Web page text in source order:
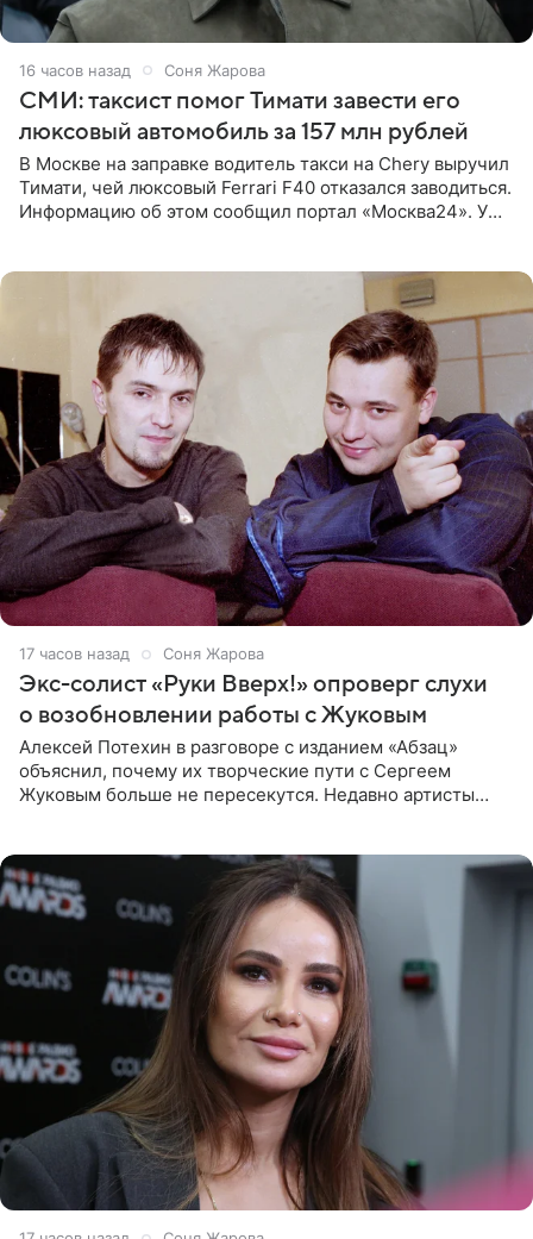
16 часов назад Соня Жарова
СМИ: таксист помог Тимати завести его
люксовый автомобиль за 157 млн рублей
В Москве на заправке водитель такси на Chery выручил
Тимати, чей люксовый Ferrari F40 отказался заводиться.
Информацию об этом сообщил портал «Москва24». У
17 часов назад Соня Жарова
Экс-солист «Руки Вверх!» опроверг слухи
о возобновлении работы с Жуковым
Алексей Потехин в разговоре с изданием «Абзац»
объяснил, почему их творческие пути с Сергеем
Жуковым больше не пересекутся. Недавно артисты